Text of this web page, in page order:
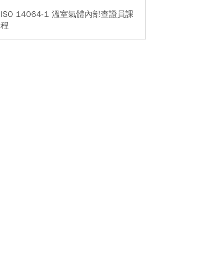
ISO 14064-1 溫室氣體內部查證員課
程